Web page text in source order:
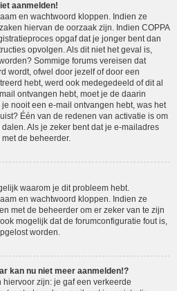
aanmelden!
en wachtwoord kloppen. Indien ze
hiervan de oorzaak zijn. Indien COPPA
opgaf dat je jonger bent dan
opvolgen. Als dit niet het geval is,
Sommige forums vereisen dat
wordt, ofwel door jezelf of door een
hebt, werd ook medegedeeld of dit al
ontvangen hebt, moet je de daarin
nooit een e-mail ontvangen hebt, was het
Één van de redenen van activatie is om
Als je zeker bent dat je e-mailadres
de beheerder.
waarom je dit probleem hebt.
en wachtwoord kloppen. Indien ze
met de beheerder om er zeker van te zijn
mogelijk dat de forumconfiguratie fout is,
worden.
kan nu niet meer aanmelden!?
zijn: je gaf een verkeerde